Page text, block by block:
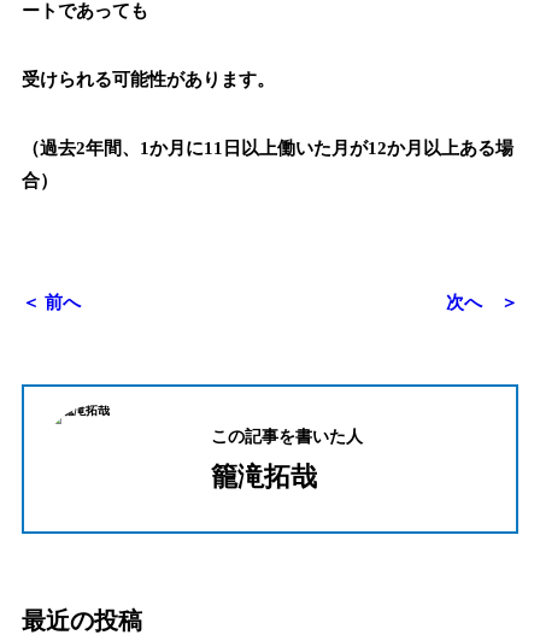
ートであっても
受けられる可能性があります。
（過去2年間、1か月に11日以上働いた月が12か月以上ある場
合）
＜ 前へ 次へ ＞
この記事を書いた人
籠滝拓哉
最近の投稿